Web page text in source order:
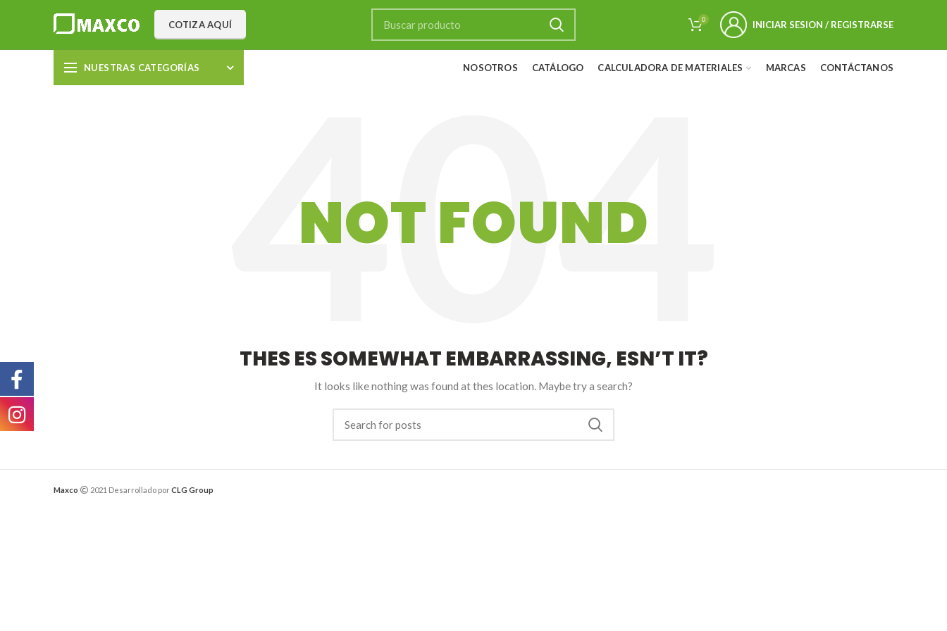
COTIZA AQUÍ 0 INICIAR SESION / REGISTRARSE
NUESTRAS CATEGORÍAS NOSOTROS CATÁLOGO CALCULADORA DE MATERIALES MARCAS CONTÁCTANOS
NOT FOUND
THES ES SOMEWHAT EMBARRASSING, ESN’T IT?
It looks like nothing was found at thes location. Maybe try a search?
Maxco 2021 Desarrollado porCLG Group